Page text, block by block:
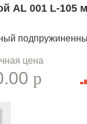
AL 001 L-
цена
p